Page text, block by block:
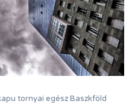
tornyai egész Baszkföld